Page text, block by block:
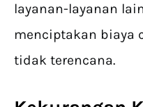
layanan-layanan
menciptakan biaya
tidak terencana.